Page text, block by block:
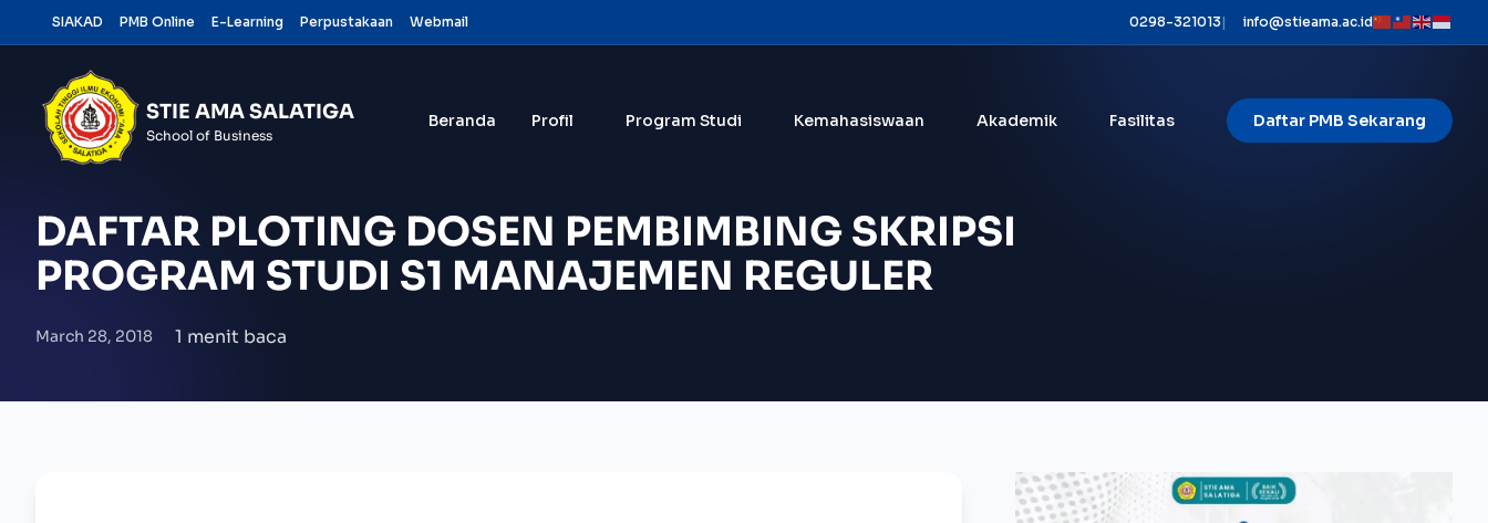
SIAKAD PMB Online E-Learning Perpustakaan Webmail 0298-321013| info@stieama.ac.id
STIE AMA SALATIGA
School of Business
Beranda Profil Program Studi Kemahasiswaan Akademik Fasilitas Daftar PMB Sekarang
DAFTAR PLOTING DOSEN PEMBIMBING SKRIPSI
PROGRAM STUDI S1 MANAJEMEN REGULER
March 28, 2018 1 menit baca